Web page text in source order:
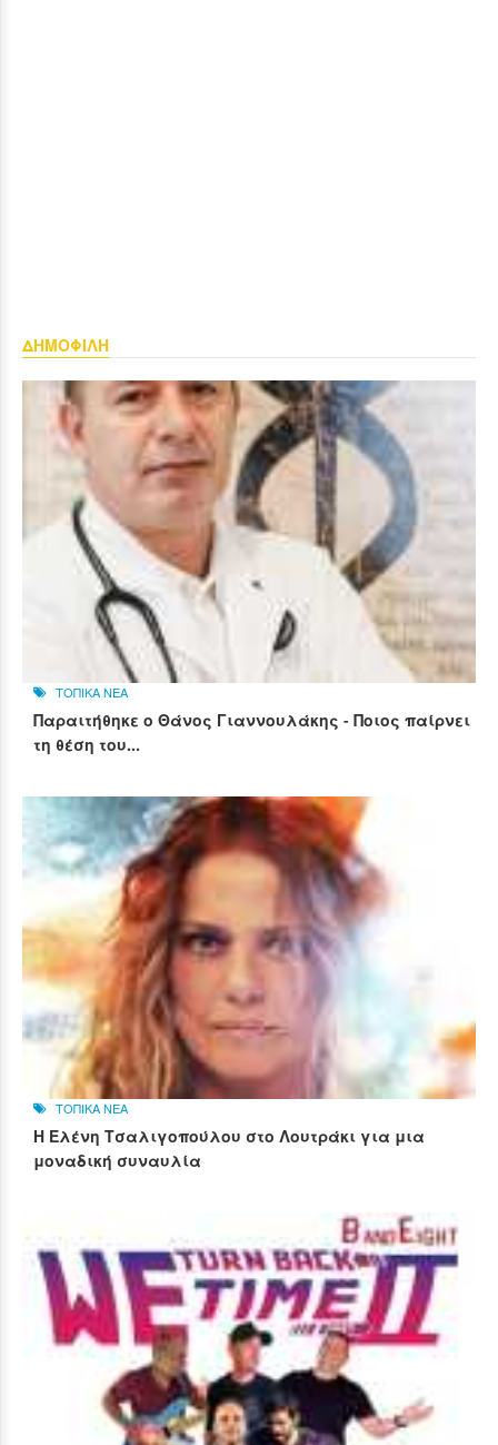
ΔΗΜΟΦΙΛΗ
ΤΟΠΙΚΑ ΝΕΑ
Παραιτήθηκε ο Θάνος Γιαννουλάκης - Ποιος παίρνει
τη θέση του...
ΤΟΠΙΚΑ ΝΕΑ
Η Ελένη Τσαλιγοπούλου στο Λουτράκι για μια
μοναδική συναυλία